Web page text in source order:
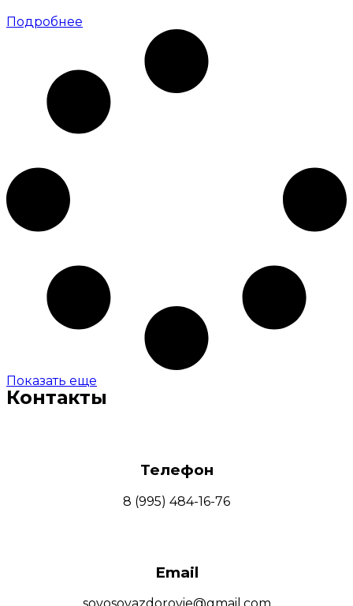
Подробнее
Показать еще
Контакты
Телефон
8 (995) 484-16-76
Email